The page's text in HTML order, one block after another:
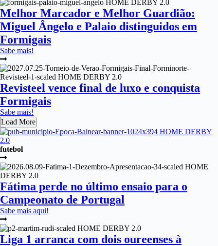
Melhor Marcador e Melhor Guardião:
Miguel Ângelo e Palaio distinguidos em
Formigais
Sabe mais!
Revisteel vence final de luxo e conquista
Formigais
Sabe mais!
Load More
futebol
Fátima perde no último ensaio para o
Campeonato de Portugal
Sabe mais aqui!
Liga 1 arranca com dois oureenses à